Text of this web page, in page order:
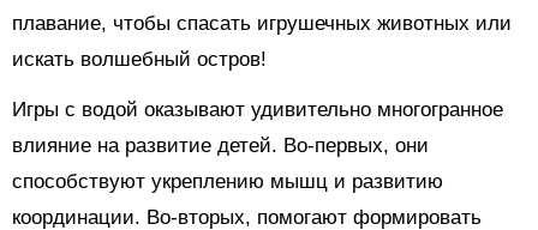
плавание, чтобы спасать игрушечных животных или
искать волшебный остров!
Игры с водой оказывают удивительно многогранное
влияние на развитие детей. Во-первых, они
способствуют укреплению мышц и развитию
координации. Во-вторых, помогают формировать